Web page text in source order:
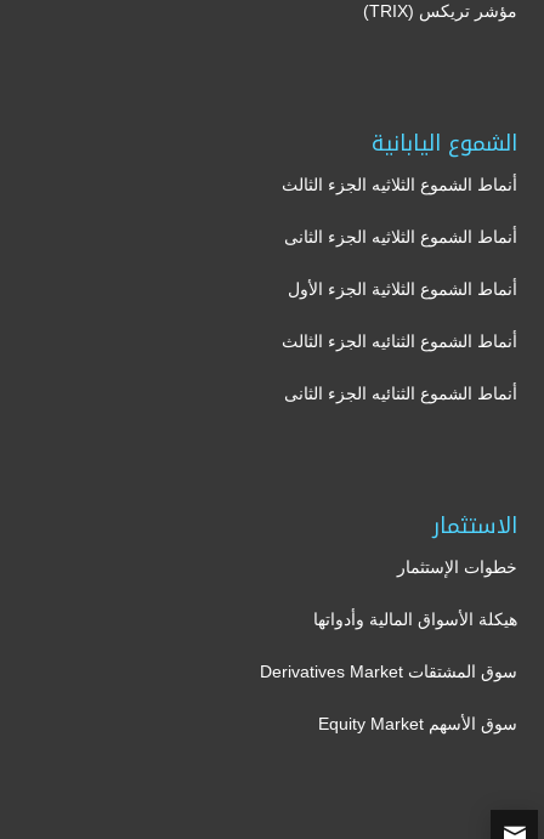
مؤشر تريكس (TRIX)
الشموع اليابانية
أنماط الشموع الثلاثيه الجزء الثالث
أنماط الشموع الثلاثيه الجزء الثانى
أنماط الشموع الثلاثية الجزء الأول
أنماط الشموع الثنائيه الجزء الثالث
أنماط الشموع الثنائيه الجزء الثانى
الاستثمار
خطوات الإستثمار
هيكلة الأسواق المالية وأدواتها
سوق المشتقات Derivatives Market
سوق الأسهم Equity Market